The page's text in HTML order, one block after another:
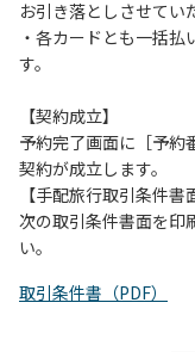
【お客様へお願い】
・パブリックスペー
願いします。
・トイレは各客室
※緊急時以外の食堂
ます。
お引き落としさせてい
・各カードとも一括
す。
【契約成立】
予約完了画面に［予約
契約が成立します。
【手配旅行取引条件書
次の取引条件書面を印
い。
取引条件書（PDF）